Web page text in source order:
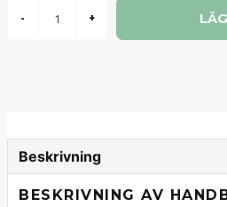
- +
Beskrivning
BESKRIVNING AV